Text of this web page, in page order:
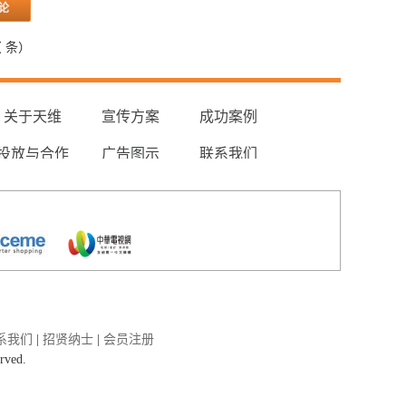
条）
关于天维 宣传方案 成功案例
放与合作 广告图示 联系我们
我们 招贤纳士
会员注册